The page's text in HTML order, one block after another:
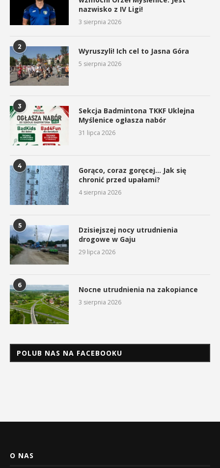
nazwisko z IV Ligi!
3 sierpnia 2026
2 Wyruszyli! Ich cel to Jasna Góra
5 sierpnia 2026
3
Sekcja Badmintona TKKF Uklejna
Myślenice ogłasza nabór
31 lipca 2026
4
Gorąco, coraz goręcej… Jak się
chronić przed upałami?
4 sierpnia 2026
5
Dzisiejszej nocy utrudnienia
drogowe w Gaju
29 lipca 2026
6 Nocne utrudnienia na zakopiance
3 sierpnia 2026
POLUB NAS NA FACEBOOKU
O NAS